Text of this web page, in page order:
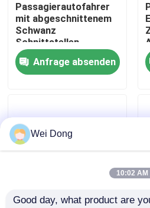
Qualitätskontrolle
Kontakt mit uns
Rechtssachen
Bitte um ein Angebot
Passagierautofahrer
mit abgeschnittenem
Schwanz
Schnittstellen
Abmessungen G1 1/4
Gusseisenmaterial
Anfrage absenden
Wei Dong
10:02 AM
Good day, what product are